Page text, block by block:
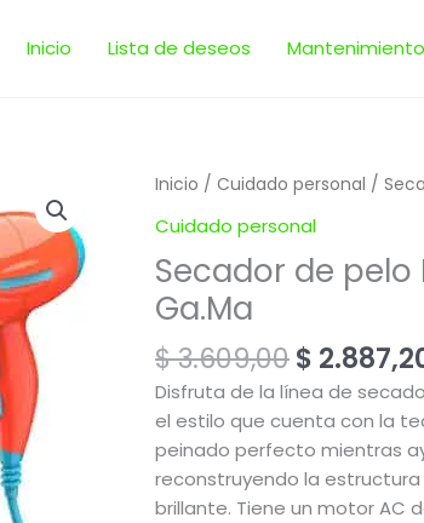
Inicio Lista de deseos Mantenimiento
Inicio / Cuidado personal /
Cuidado personal
Secador de
Ga.Ma
$3.609,00
El
precio
original
era:
$ 3.609,00.
$
Disfruta de la línea de
el estilo que cuenta con la
peinado perfecto mientras
reconstruyendo la
brillante. Tiene un motor AC
Secador
Ion
Bloom
potencias
|
Ga.Ma
cantidad